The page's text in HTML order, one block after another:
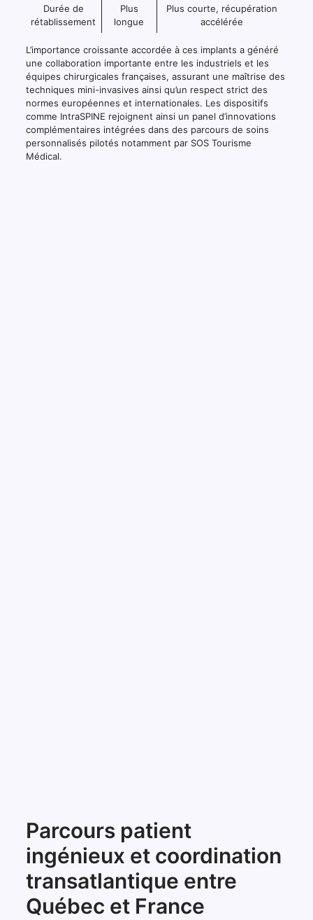
Durée de
rétablissement
Plus
longue
Plus courte, récupération
accélérée
L’importance croissante accordée à ces implants a généré
une collaboration importante entre les industriels et les
équipes chirurgicales françaises, assurant une maîtrise des
techniques mini-invasives ainsi qu’un respect strict des
normes européennes et internationales. Les dispositifs
comme IntraSPINE rejoignent ainsi un panel d’innovations
complémentaires intégrées dans des parcours de soins
personnalisés pilotés notamment par SOS Tourisme
Médical.
Parcours patient
ingénieux et coordination
transatlantique entre
Québec et France